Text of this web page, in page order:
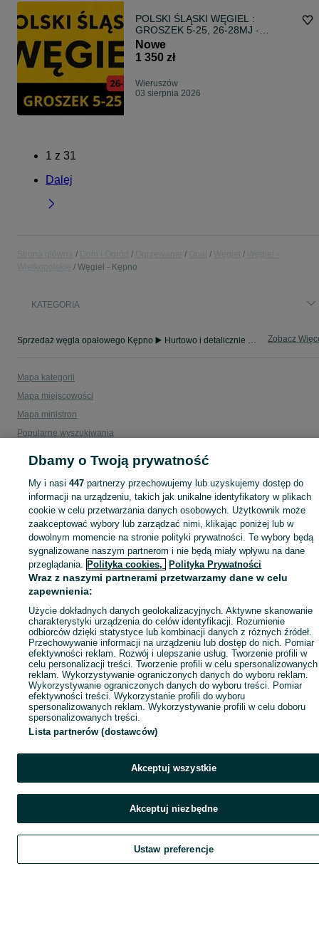
POLSKI ŚLĄSKI WĘGIEL :
GROSZEK 5-25, 26-28MJ -
Transport Gratis !
Nowe
1 350 zł
Wieruszów
03 sierpnia 2026
1 z 31
Dalej
Węgiel - Kępno
KATEGORIA
Sprzedaż węgla opałowego Kępno ▶️ Hurtowo i detalicznie w różnych rozmiarach ✅ Szeroki wybór w atrakcyjnych cenach ☝ Znajdź oferty na OLX.pl! Zobacz
Mapa kategorii
Mapa miejscowości
Mapa ministron
Popularne wyszukiwania
Szukaj Obserwujesz Dodaj Czat
Dbamy o Twoją prywatność
My i nasi447 partnerzy przechowujemy lub uzyskujemy dostęp do
informacji na urządzeniu, takich jak unikalne identyfikatory w plikach
cookie w celu przetwarzania danych osobowych. Użytkownik może
zaakceptować wybory lub zarządzać nimi, klikając poniżej lub w
dowolnym momencie na stronie polityki prywatności. Te wybory będą
sygnalizowane naszym partnerom i nie będą miały wpływu na dane
przeglądania. Polityka cookies, Polityka Prywatności
Wraz z naszymi partnerami przetwarzamy dane w celu
zapewnienia:
Użycie dokładnych danych geolokalizacyjnych. Aktywne skanowanie
charakterystyki urządzenia do celów identyfikacji. Rozumienie
odbiorców dzięki statystyce lub kombinacji danych z różnych źródeł.
Przechowywanie informacji na urządzeniu lub dostęp do nich. Pomiar
efektywności reklam. Rozwój i ulepszanie usług. Tworzenie profili w
celu personalizacji treści. Tworzenie profili w celu spersonalizowanych
reklam. Wykorzystywanie ograniczonych danych do wyboru reklam.
Wykorzystywanie ograniczonych danych do wyboru treści. Pomiar
efektywności treści. Wykorzystanie profili do wyboru
spersonalizowanych reklam. Wykorzystywanie profili w celu doboru
spersonalizowanych treści.
Lista partnerów (dostawców)
Akceptuj wszystkie
Akceptuj niezbędne
Ustaw preferencje